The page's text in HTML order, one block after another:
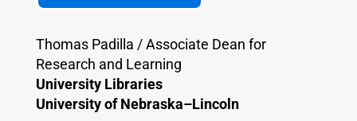
Thomas Padilla / Associate Dean for
Research and Learning
University Libraries
University of Nebraska–Lincoln